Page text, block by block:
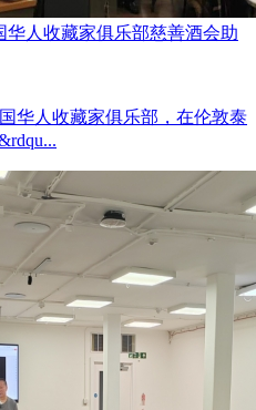
华人收藏家俱乐部慈善酒会助
华人收藏家俱乐部，在伦敦泰